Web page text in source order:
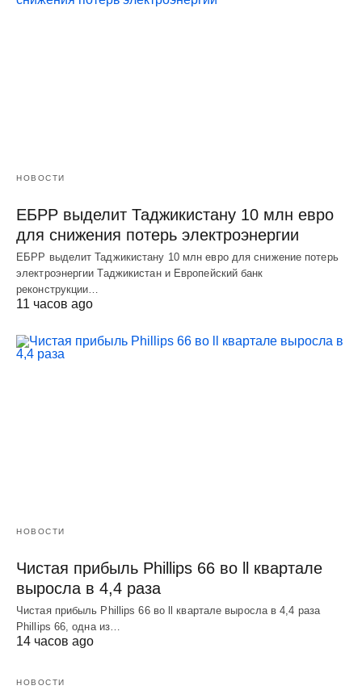
НОВОСТИ
ЕБРР выделит Таджикистану 10 млн евро
для снижения потерь электроэнергии
ЕБРР выделит Таджикистану 10 млн евро для снижение потерь
электроэнергии Таджикистан и Европейский банк
реконструкции…
11 часов ago
НОВОСТИ
Чистая прибыль Phillips 66 во ll квартале
выросла в 4,4 раза
Чистая прибыль Phillips 66 во ll квартале выросла в 4,4 раза
Phillips 66, одна из…
14 часов ago
НОВОСТИ